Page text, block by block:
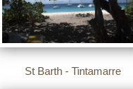
St Barth - Tintamarre